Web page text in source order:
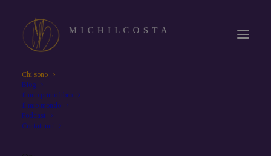
Chi sono
Blog
Il mio primo libro
Il mio mondo
Podcast
Contattami
Chi Sono